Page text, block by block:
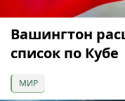
Вашингтон
список по Кубе
МИР